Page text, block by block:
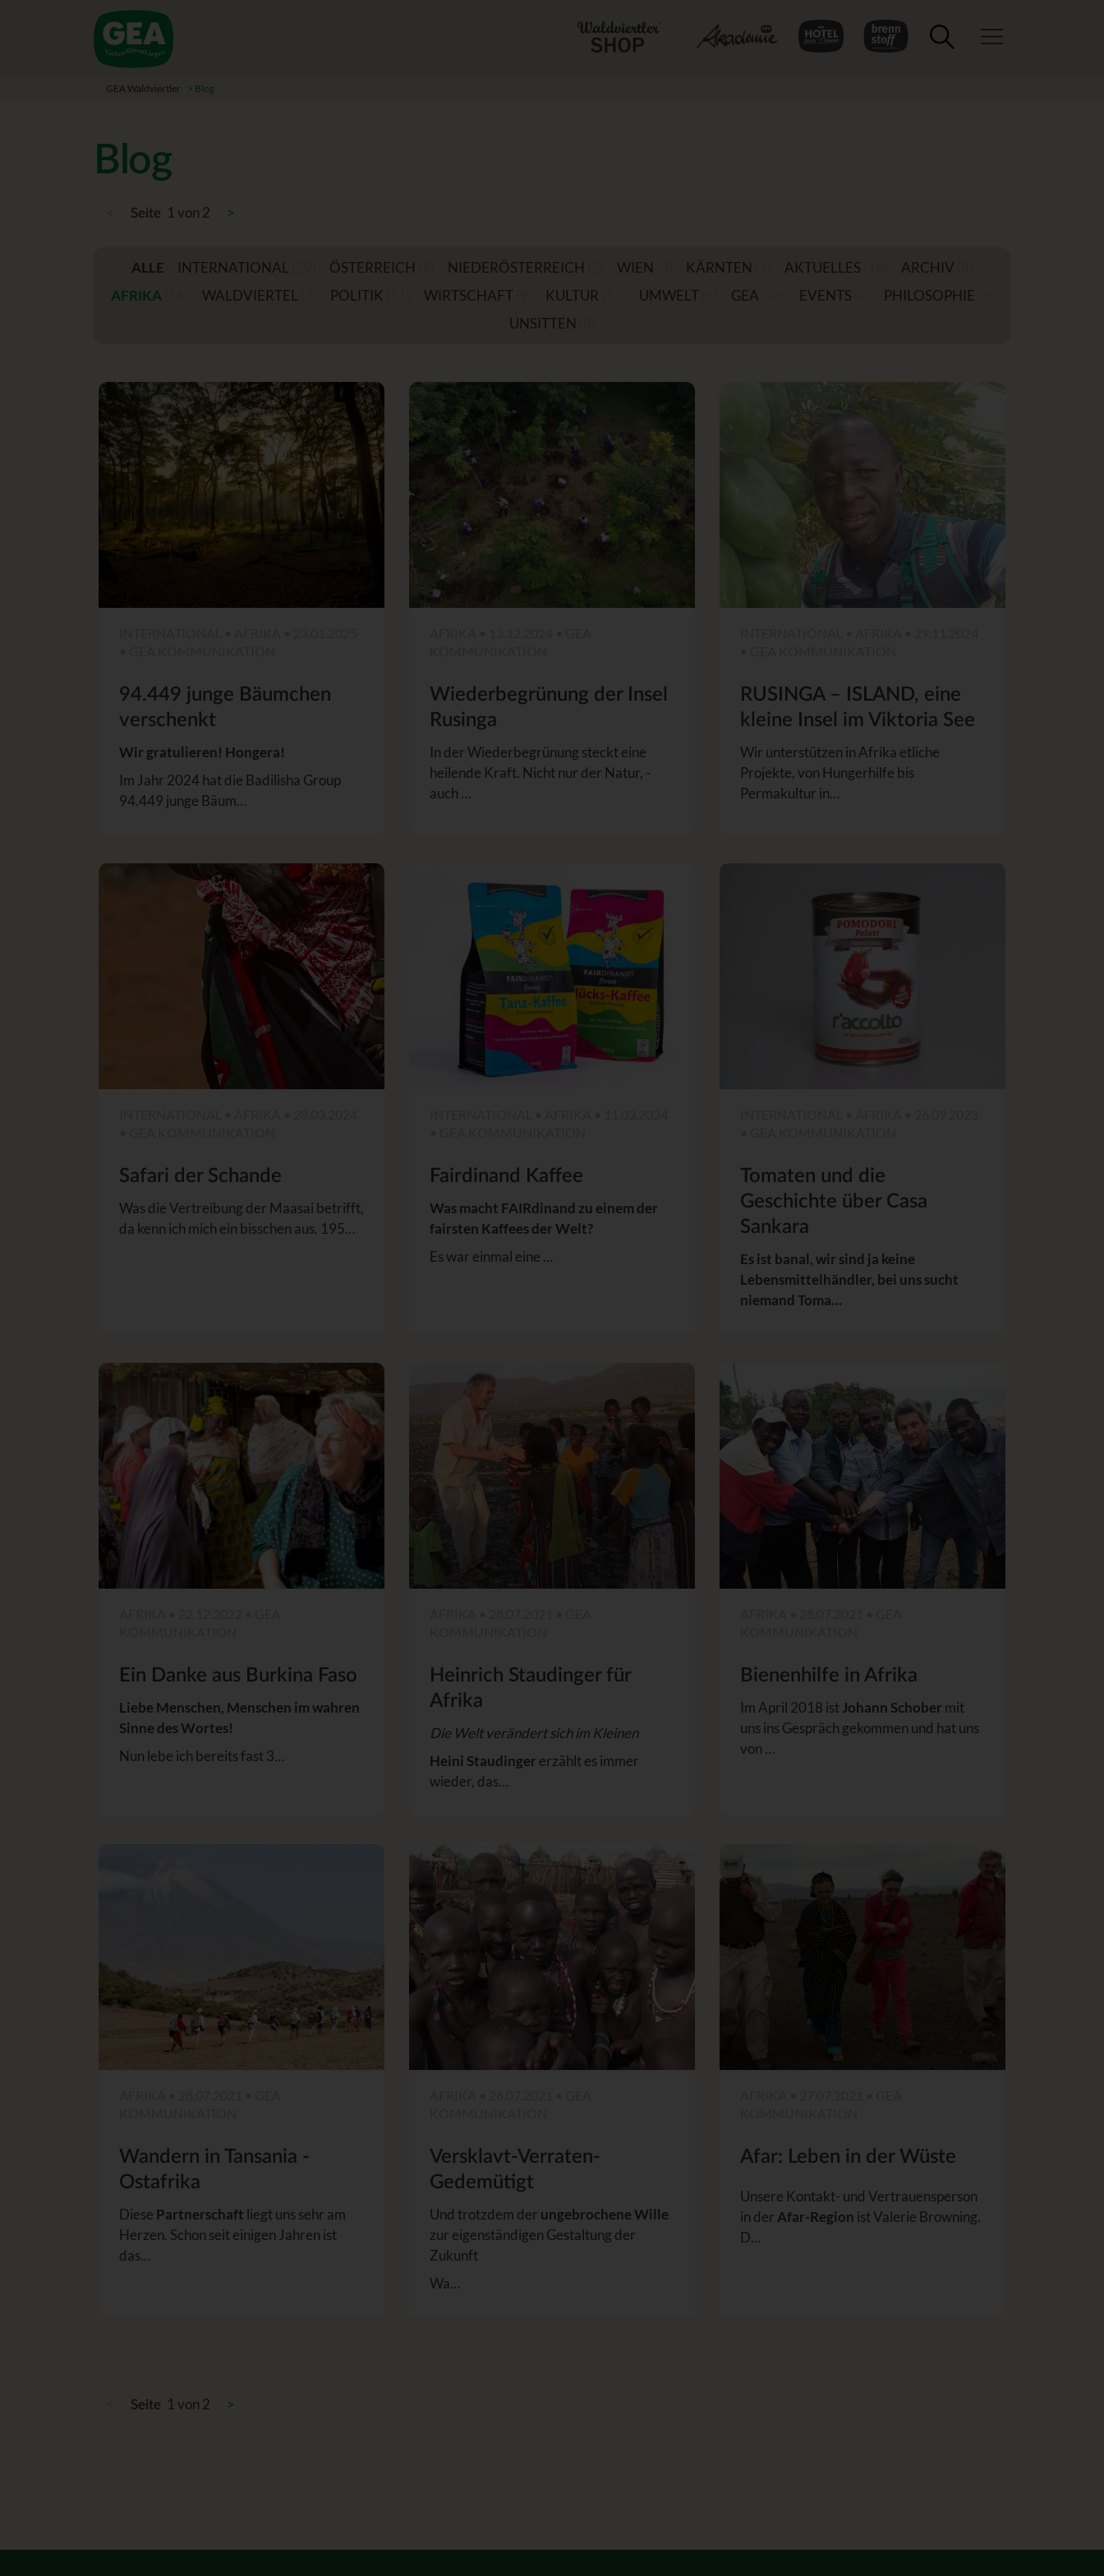
Toggle navigation
GEA Waldviertler > Blog
Blog
Seite 1 von 2 >
ALLE INTERNATIONAL ÖSTERREICH NIEDERÖSTERREICH WIEN KÄRNTEN AKTUELLES ARCHIV
AFRIKA
WALDVIERTEL POLITIK WIRTSCHAFT(9) KULTUR UMWELT(6) GEA EVENTS PHILOSOPHIE
UNSITTEN
94.449 junge Bäumchen
verschenkt
Wir gratulieren! Hongera!
Im Jahr 2024 hat die Badilisha Group
94.449 junge Bäum…
Wiederbegrünung der Insel
Rusinga
In der Wiederbegrünung steckt eine
heilende Kraft. Nicht nur der Natur, -
auch …
RUSINGA – ISLAND, eine
kleine Insel im Viktoria See
Wir unterstützen in Afrika etliche
Projekte, von Hungerhilfe bis
Permakultur in…
Safari der Schande
Was die Vertreibung der Maasai betrifft,
da kenn ich mich ein bisschen aus. 195…
Fairdinand Kaffee
Was macht FAIRdinand zu einem der
fairsten Kaffees der Welt?
Es war einmal eine …
Tomaten und die
Geschichte über Casa
Sankara
Es ist banal, wir sind ja keine
Lebensmittelhändler, bei uns sucht
niemand Toma…
Ein Danke aus Burkina Faso
Liebe Menschen, Menschen im wahren
Sinne des Wortes!
Nun lebe ich bereits fast 3…
Heinrich Staudinger für
Afrika
Die Welt verändert sich im Kleinen
Heini Staudinger erzählt es immer
wieder, das…
Bienenhilfe in Afrika
Im April 2018 istJohann Schober mit
uns ins Gespräch gekommen und hat uns
von …
Wandern in Tansania -
Ostafrika
Diese Partnerschaft liegt uns sehr am
Herzen. Schon seit einigen Jahren ist
das…
Versklavt-Verraten-
Gedemütigt
Und trotzdem der ungebrochene Wille
zur eigenständigen Gestaltung der
Zukunft
Wa…
Afar: Leben in der Wüste
Unsere Kontakt- und Vertrauensperson
in der Afar-Region ist Valerie Browning.
D…
Seite 1 von 2 >